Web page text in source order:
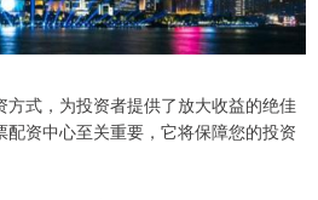
方式，为投资者提供了放大收益的绝佳
资中心至关重要，它将保障您的投资